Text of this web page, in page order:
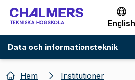
Gå till innehållet
English
Data och informationsteknik
Hem
Institutioner